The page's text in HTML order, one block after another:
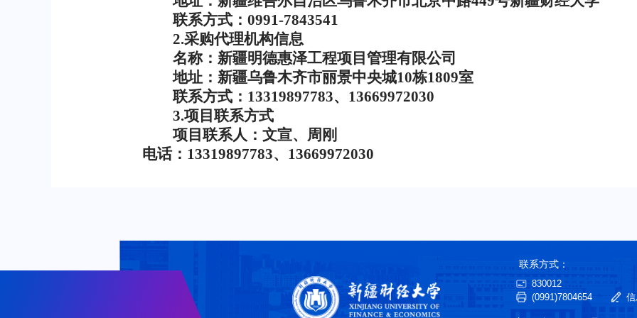
联系方式： 0991-7843541
2.采购代理机构信息
名称：新疆明德惠泽工程项目管理有限公司
地址：新疆乌鲁木齐市丽景中央城10栋1809室
联系方式： 13319897783、 13669972030
3.项目联系方式
项目联系人：文宣、周刚
电话： 13319897783、 13669972030
联系方式：
830012
(0991)7804654